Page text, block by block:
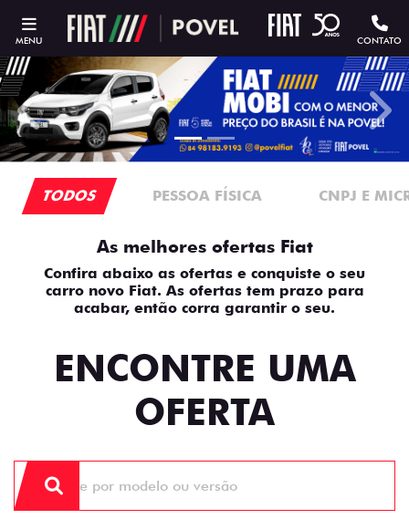
MENU CONTATO
templates.template-
TODOS PESSOA FÍSICA CNPJ E
As melhores ofertas Fiat
Confira abaixo as ofertas e conquiste o seu
carro novo Fiat. As ofertas tem prazo para
acabar, então corra garantir o seu.
ENCONTRE UMA
OFERTA